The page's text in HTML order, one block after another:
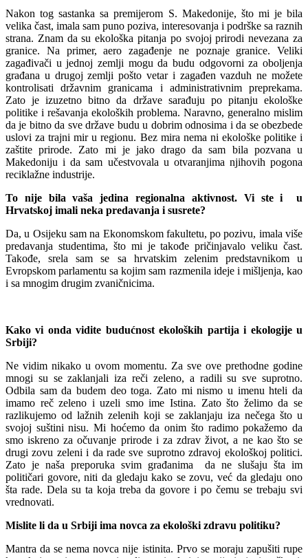
Nakon tog sastanka sa premijerom S. Makedonije, što mi je bila
velika čast, imala sam puno poziva, interesovanja i podrške sa raznih
strana. Znam da su ekološka pitanja po svojoj prirodi nevezana za
granice. Na primer, aero zagađenje ne poznaje granice. Veliki
zagađivači u jednoj zemlji mogu da budu odgovorni za oboljenja
građana u drugoj zemlji pošto vetar i zagađen vazduh ne možete
kontrolisati državnim granicama i administrativnim preprekama.
Zato je izuzetno bitno da države sarađuju po pitanju ekološke
politike i rešavanja ekoloških problema. Naravno, generalno mislim
da je bitno da sve države budu u dobrim odnosima i da se obezbede
uslovi za trajni mir u regionu. Bez mira nema ni ekološke politike i
zaštite prirode. Zato mi je jako drago da sam bila pozvana u
Makedoniju i da sam učestvovala u otvaranjima njihovih pogona
reciklažne industrije.
To nije bila vaša jedina regionalna aktivnost. Vi ste i u
Hrvatskoj imali neka predavanja i susrete?
Da, u Osijeku sam na Ekonomskom fakultetu, po pozivu, imala više
predavanja studentima, što mi je takođe pričinjavalo veliku čast.
Takođe, srela sam se sa hrvatskim zelenim predstavnikom u
Evropskom parlamentu sa kojim sam razmenila ideje i mišljenja, kao
i sa mnogim drugim zvaničnicima.
Kako vi onda vidite budućnost ekoloških partija i ekologije u
Srbiji?
Ne vidim nikako u ovom momentu. Za sve ove prethodne godine
mnogi su se zaklanjali iza reči zeleno, a radili su sve suprotno.
Odbila sam da budem deo toga. Zato mi nismo u imenu hteli da
imamo reč zeleno i uzeli smo ime Istina. Zato što želimo da se
razlikujemo od lažnih zelenih koji se zaklanjaju iza nečega što u
svojoj suštini nisu. Mi hoćemo da onim što radimo pokažemo da
smo iskreno za očuvanje prirode i za zdrav život, a ne kao što se
drugi zovu zeleni i da rade sve suprotno zdravoj ekološkoj politici.
Zato je naša preporuka svim građanima da ne slušaju šta im
političari govore, niti da gledaju kako se zovu, već da gledaju ono
šta rade. Dela su ta koja treba da govore i po čemu se trebaju svi
vrednovati.
Mislite li da u Srbiji ima novca za ekološki zdravu politiku?
Mantra da se nema novca nije istinita. Prvo se moraju zapušiti rupe